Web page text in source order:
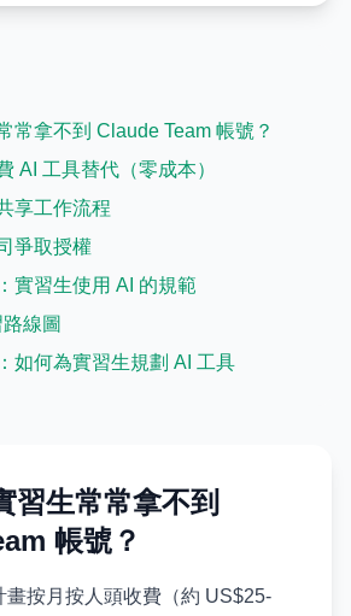
常拿不到 Claude Team 帳號？
AI 工具替代（零成本）
享工作流程
爭取授權
實習生使用 AI 的規範
線圖
如何為實習生規劃 AI 工具
習生常常拿不到
帳號？
畫按月按人頭收費（約 US$25-